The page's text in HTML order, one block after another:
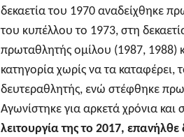
δεκαετία του 1970 αναδείχθηκε
του κυπέλλου το 1973, στη
πρωταθλητής ομίλου (1987, 1988)
κατηγορία χωρίς να τα καταφέρει,
δευτεραθλητής, ενώ στέφθηκε
Αγωνίστηκε για αρκετά χρόνια και
λειτουργία της το 2017,